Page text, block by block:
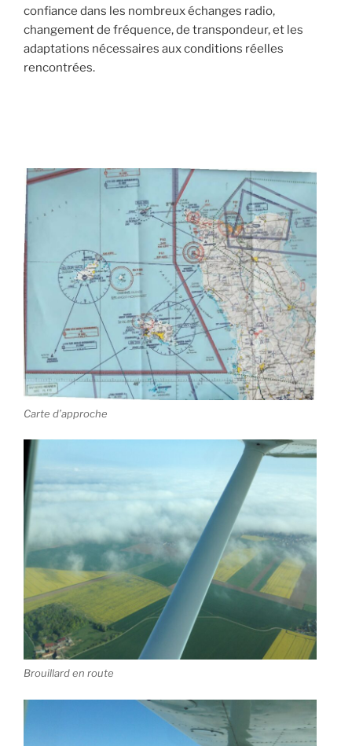
confiance dans les nombreux échanges radio,
changement de fréquence, de transpondeur, et les
adaptations nécessaires aux conditions réelles
rencontrées.
LE
Carte d’approche
Brouillard en route